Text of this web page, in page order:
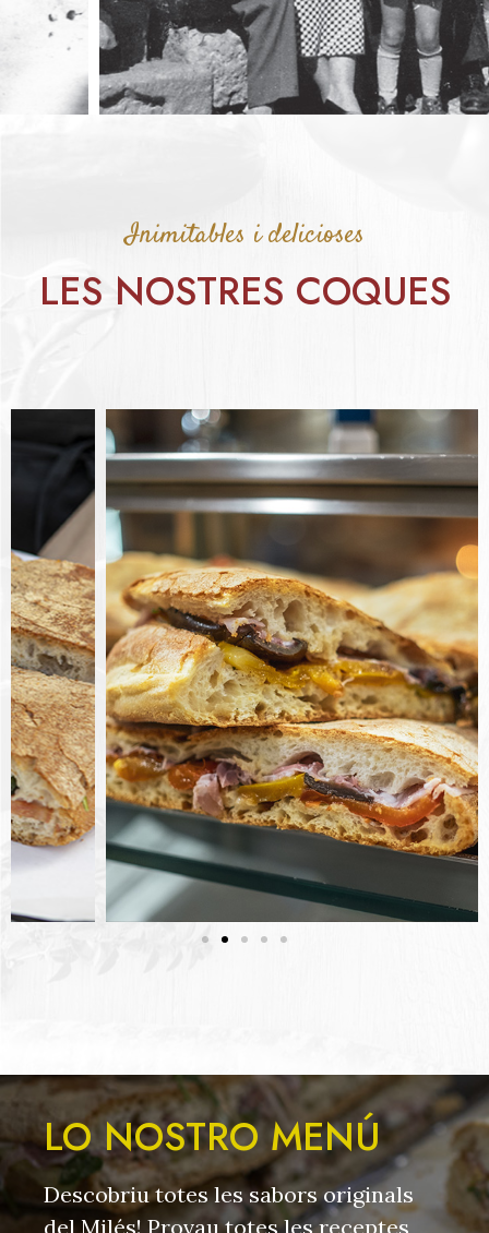
Inimitables i delicioses
LES NOSTRES COQUES
LO NOSTRO MENÚ
Descobriu totes les sabors originals
del Milés! Provau totes les receptes